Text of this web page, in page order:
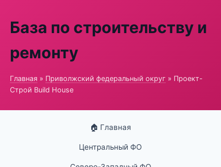
База по строительству и
ремонту
Главная » Приволжский федеральный округ » Проект-
Строй Build House
🏠 Главная
Центральный ФО